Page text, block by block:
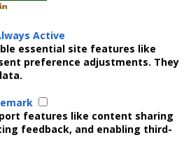
Active
essential site features like
preference adjustments. They
features like content sharing
feedback, and enabling third-